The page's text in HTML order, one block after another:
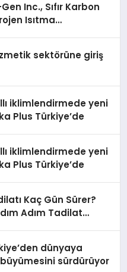
Inc., Sıfır Karbon
Isıtma
sektörüne giriş
iklimlendirmede yeni
Plus Türkiye’de
iklimlendirmede yeni
Plus Türkiye’de
Kaç Gün Sürer?
Adım Tadilat
dünyaya
sürdürüyor